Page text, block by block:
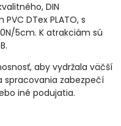
DIN
DTex PLATO, s
5cm. K atrakciám sú
aby vydržala väčší
zabezpečí
iné podujatia.